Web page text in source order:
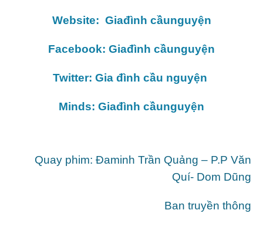
Website: Giađình cầunguyện
Facebook: Giađình cầunguyện
Twitter: Gia đình cầu nguyện
Minds: Giađình cầunguyện
Quay phim: Đaminh Trần Quảng – P.P Văn
Quí- Dom Dũng
Ban truyền thông